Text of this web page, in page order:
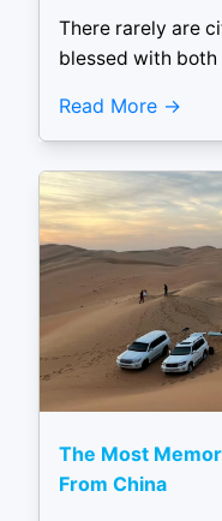
There rarely are
blessed with both
Read More
The Most
From China